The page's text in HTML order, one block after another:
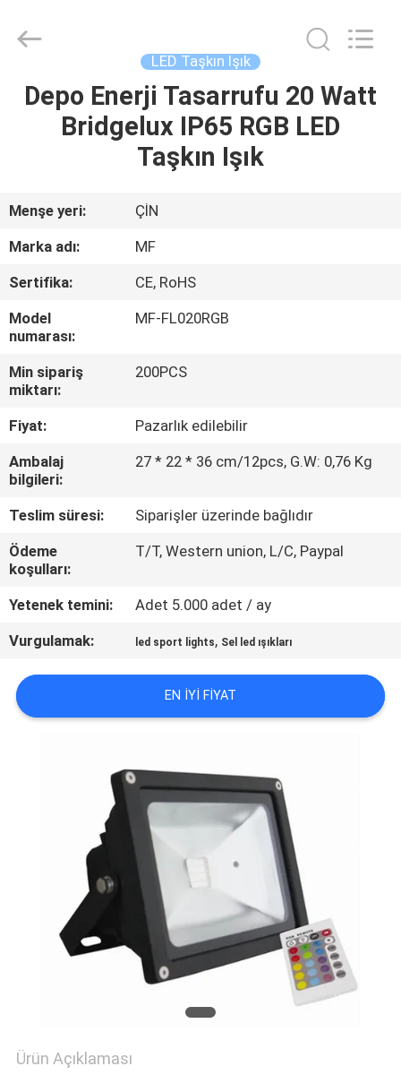
EV
VIDEOLAR
FABRIKA
KALITE
KONTROL
ULAŞIN
BIR
TEKLIF
ISTEĞI
SITE
Lighting
Co.,Ltd..
Reserved.
LED Taşkın Işık
Depo Enerji Tasarrufu 20 Watt
Bridgelux IP65 RGB LED
Taşkın Işık
Menşe yeri:
ÇİN
Marka adı:
MF
Sertifika:
CE, RoHS
Model
numarası:
MF-FL020RGB
Min sipariş
miktarı:
200PCS
Fiyat:
Pazarlık edilebilir
Ambalaj
bilgileri:
27 * 22 * 36 cm/12pcs, G.W: 0,76 Kg
Teslim süresi:
Siparişler üzerinde bağlıdır
Ödeme
koşulları:
T/T, Western union, L/C, Paypal
Yetenek temini:
Adet 5.000 adet / ay
Vurgulamak:
led sport lights, Sel led ışıkları
EN IYI FIYAT
Ürün Açıklaması